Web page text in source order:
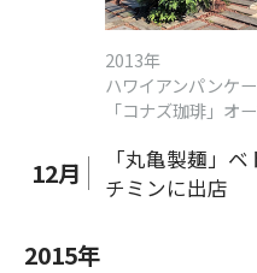
2013年
ハワイアンパンケ
「コナズ珈琲」オ
12月
「丸亀製麺」
チミンに出店
2015年